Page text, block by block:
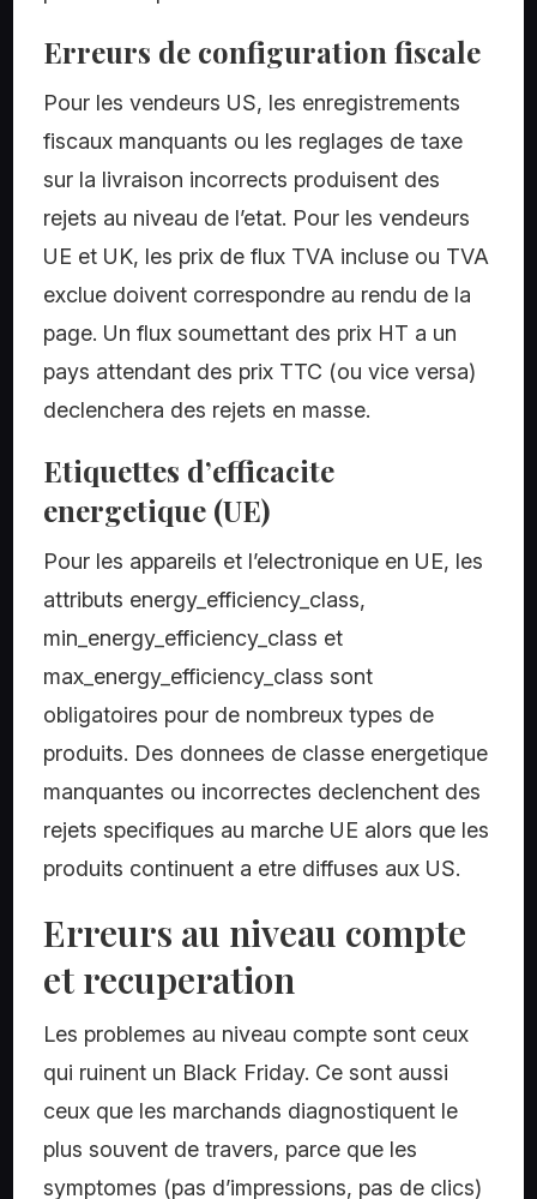
Erreurs de configuration fiscale
Pour les vendeurs US, les enregistrements
fiscaux manquants ou les reglages de taxe
sur la livraison incorrects produisent des
rejets au niveau de l’etat. Pour les vendeurs
UE et UK, les prix de flux TVA incluse ou TVA
exclue doivent correspondre au rendu de la
page. Un flux soumettant des prix HT a un
pays attendant des prix TTC (ou vice versa)
declenchera des rejets en masse.
Etiquettes d’efficacite
energetique (UE)
Pour les appareils et l’electronique en UE, les
attributs energy_efficiency_class,
min_energy_efficiency_class et
max_energy_efficiency_class sont
obligatoires pour de nombreux types de
produits. Des donnees de classe energetique
manquantes ou incorrectes declenchent des
rejets specifiques au marche UE alors que les
produits continuent a etre diffuses aux US.
Erreurs au niveau compte
et recuperation
Les problemes au niveau compte sont ceux
qui ruinent un Black Friday. Ce sont aussi
ceux que les marchands diagnostiquent le
plus souvent de travers, parce que les
symptomes (pas d’impressions, pas de clics)